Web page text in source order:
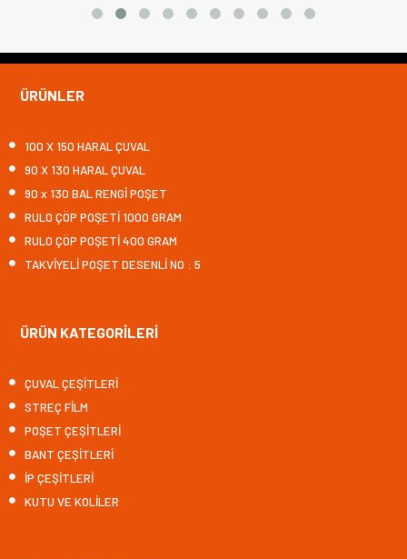
ÜRÜNLER
100 X 150 HARAL ÇUVAL
90 X 130 HARAL ÇUVAL
90 x 130 BAL RENGİ POŞET
RULO ÇÖP POŞETİ 1000 GRAM
RULO ÇÖP POŞETİ 400 GRAM
TAKVİYELİ POŞET DESENLİ NO : 5
ÜRÜN KATEGORİLERİ
ÇUVAL ÇEŞİTLERİ
STREÇ FİLM
POŞET ÇEŞİTLERİ
BANT ÇEŞİTLERİ
İP ÇEŞİTLERİ
KUTU VE KOLİLER